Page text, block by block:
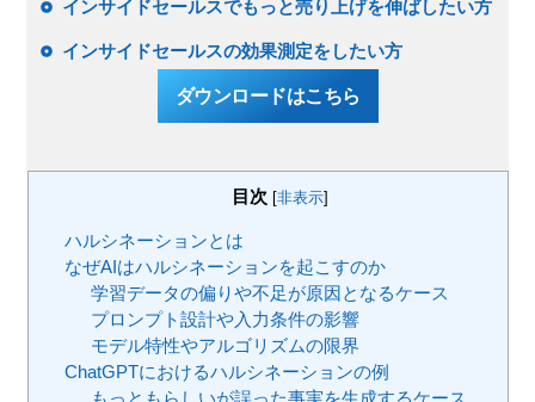
インサイドセールスでもっと売り上げを伸ばしたい方
インサイドセールスの効果測定をしたい方
ダウンロードはこちら
目次 [非表示]
ハルシネーションとは
なぜAIはハルシネーションを起こすのか
学習データの偏りや不足が原因となるケース
プロンプト設計や入力条件の影響
モデル特性やアルゴリズムの限界
ChatGPTにおけるハルシネーションの例